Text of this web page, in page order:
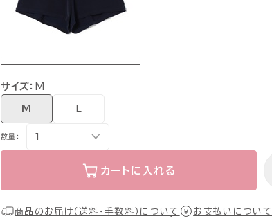
サイズ： M
M
数量：
カートに入れる
商品のお届け（送料・手数料）について お支払いについて